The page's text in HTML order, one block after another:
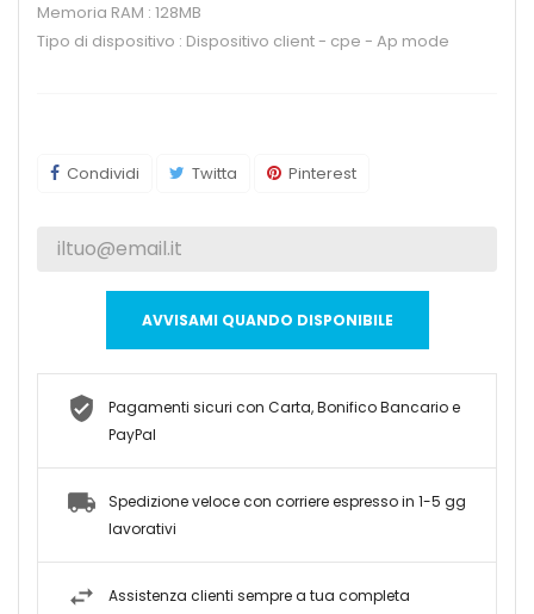
Memoria RAM : 128MB
Tipo di dispositivo : Dispositivo client - cpe - Ap mode
Condividi Twitta Pinterest
AVVISAMI QUANDO DISPONIBILE
Pagamenti sicuri con Carta, Bonifico Bancario e
PayPal
Spedizione veloce con corriere espresso in 1-5 gg
lavorativi
Assistenza clienti sempre a tua completa